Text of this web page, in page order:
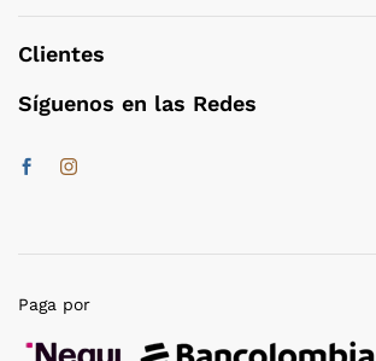
Clientes
Síguenos en las Redes
Paga por